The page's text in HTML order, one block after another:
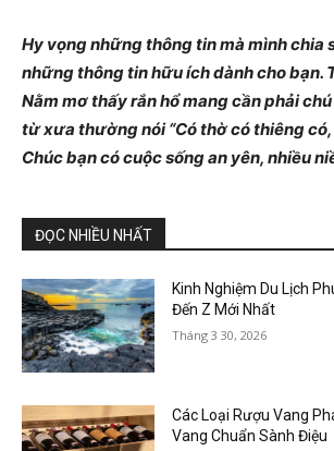
Hy vọng những thông tin mà mình chia
những thông tin hữu ích dành cho bạn.
Nằm mơ thấy rắn hổ mang cần phải
từ xưa thường nói “Có thờ có thiêng có,
Chúc bạn có cuộc sống an yên, nhiều
ĐỌC NHIỀU NHẤT
Kinh Nghiệm Du Lịch
Đến Z Mới Nhất
Tháng 3 30, 2026
Các Loại Rượu Vang
Vang Chuẩn Sành Điệu